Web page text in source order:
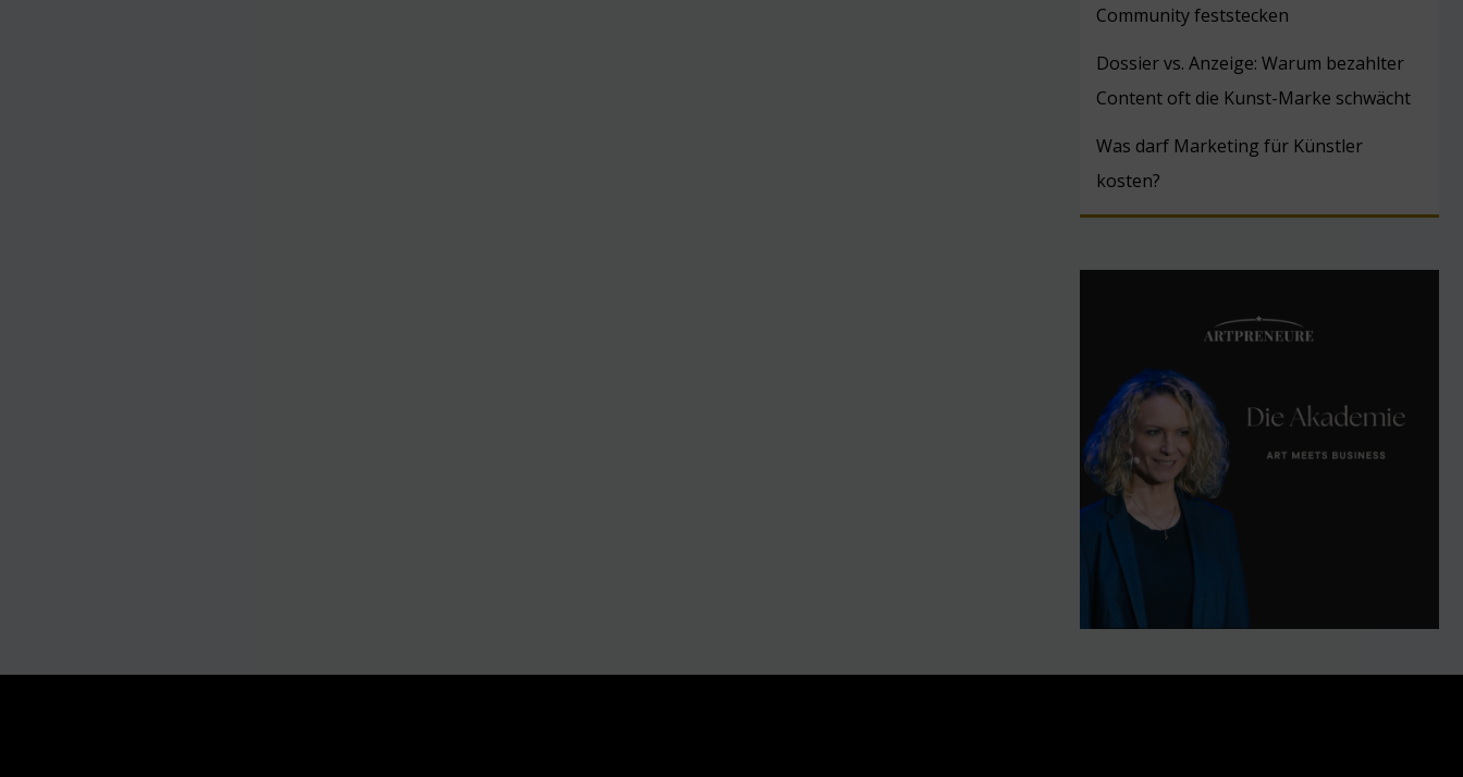
Community feststecken
Dossier vs. Anzeige: Warum bezahlter
Content oft die Kunst-Marke schwächt
Was darf Marketing für Künstler
kosten?